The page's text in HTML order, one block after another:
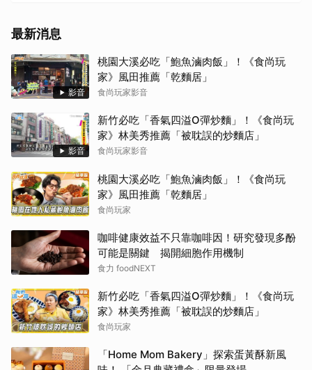
最新消息
影音
桃園大溪必吃「鮑魚滷肉飯」！《食尚玩
家》風田推薦「乾麵居」
食尚玩家影音
影音
新竹必吃「香氣四溢O彈炒麵」！《食尚玩
家》林美秀推薦「被耽誤的炒麵店」
食尚玩家影音
桃園大溪必吃「鮑魚滷肉飯」！《食尚玩
家》風田推薦「乾麵居」
食尚玩家
咖啡健康效益不只靠咖啡因！研究發現多酚
可能是關鍵 揭開細胞作用機制
食力 foodNEXT
新竹必吃「香氣四溢O彈炒麵」！《食尚玩
家》林美秀推薦「被耽誤的炒麵店」
食尚玩家
「Home Mom Bakery」探索蛋黃酥新風